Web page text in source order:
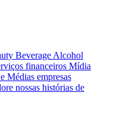
Beverage Alcohol
financeiros Mídia
Médias empresas
nossas histórias de